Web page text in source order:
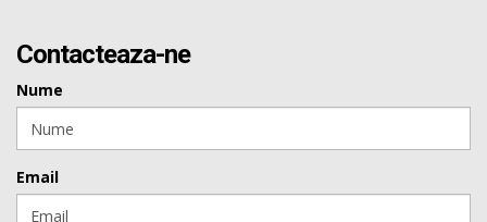
Contacteaza-ne
Nume
Email